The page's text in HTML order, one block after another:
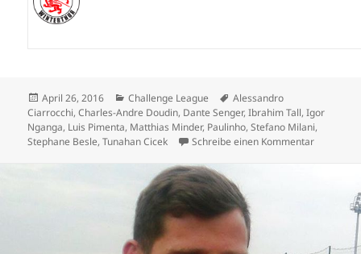
Veröffentlicht
am
April 26, 2016 Kategorien
Challenge League Schlagwörter
Alessandro
Ciarrocchi,Charles-Andre Doudin, Dante Senger,Ibrahim Tall,Igor
Nganga, Luis Pimenta, Matthias Minder, Paulinho,Stefano Milani,
Stephane Besle,Tunahan Cicek Schreibe einen Kommentarzu Xamax